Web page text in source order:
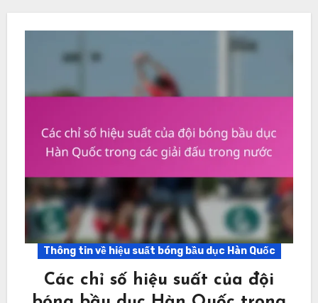
Thông tin về hiệu suất bóng bầu dục Hàn Quốc
Các chỉ số hiệu suất của đội